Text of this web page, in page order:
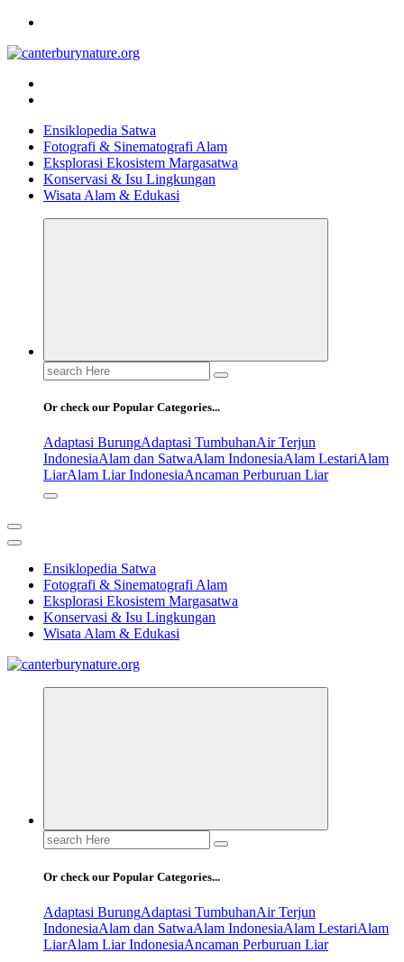
Skip
content
Tur Alam dan Margasatwa Terbaik di Canterbury
Ensiklopedia Satwa
Fotografi & Sinematografi Alam
Eksplorasi Ekosistem Margasatwa
Konservasi & Isu Lingkungan
Wisata Alam & Edukasi
Search
for:
Or check our Popular Categories...
Adaptasi BurungAdaptasi TumbuhanAir Terjun
IndonesiaAlam dan SatwaAlam IndonesiaAlam LestariAlam
LiarAlam Liar IndonesiaAncaman Perburuan Liar
Ensiklopedia Satwa
Fotografi & Sinematografi Alam
Eksplorasi Ekosistem Margasatwa
Konservasi & Isu Lingkungan
Wisata Alam & Edukasi
Tur Alam dan Margasatwa Terbaik di Canterbury
Search
for:
Or check our Popular Categories...
Adaptasi BurungAdaptasi TumbuhanAir Terjun
IndonesiaAlam dan SatwaAlam IndonesiaAlam LestariAlam
LiarAlam Liar IndonesiaAncaman Perburuan Liar